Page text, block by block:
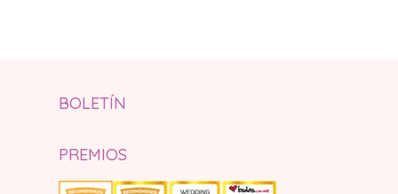
BOLETÍN
PREMIOS